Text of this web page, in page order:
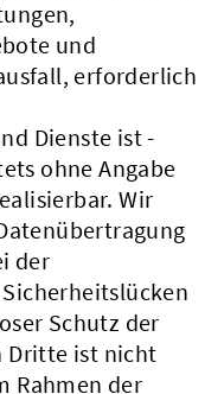
und
erforderlich
Dienste ist -
ohne Angabe
Wir
der
Schutz der
Dritte ist nicht
Rahmen der